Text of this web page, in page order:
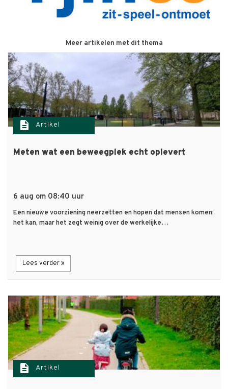
Meer artikelen met dit thema
description Artikel
Meten wat een beweegplek echt oplevert
6 aug om 08:40 uur
Een nieuwe voorziening neerzetten en hopen dat mensen komen:
het kan, maar het zegt weinig over de werkelijke…
Lees verder »
description Artikel